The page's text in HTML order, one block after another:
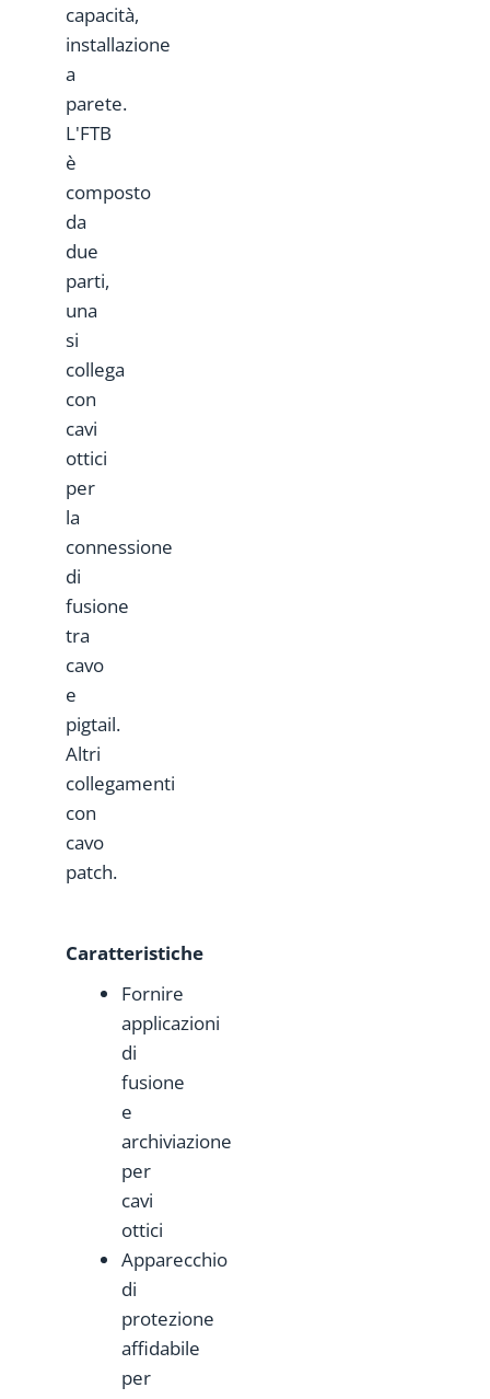
capacità,
installazione
a
parete.
L'FTB
è
composto
da
due
parti,
una
si
collega
con
cavi
ottici
per
la
connessione
di
fusione
tra
cavo
e
pigtail.
Altri
collegamenti
con
cavo
patch.
Caratteristiche
Fornire
applicazioni
di
fusione
e
archiviazione
per
cavi
ottici
Apparecchio
di
protezione
affidabile
per